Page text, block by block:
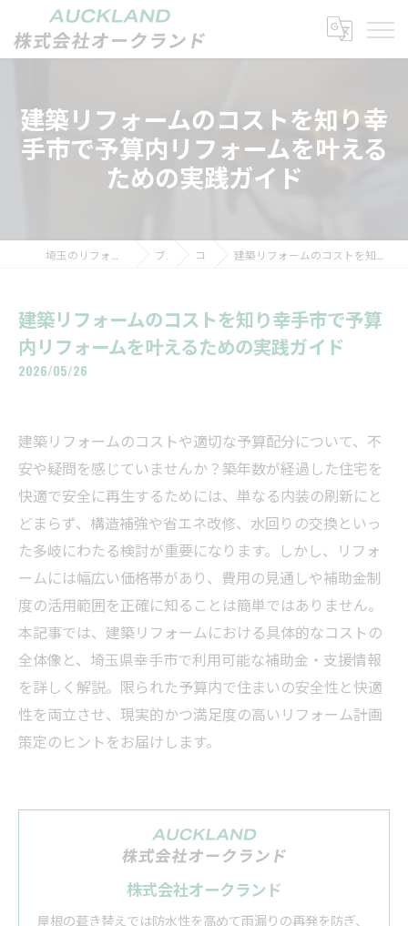
建築リフォームのコストを知り幸
手市で予算内リフォームを叶える
ための実践ガイド
ブログ コラム 建築リフォームのコストを知り幸手市で予算内リフォームを叶えるための実践ガイド
建築リフォームのコストを知り幸手市で予算
内リフォームを叶えるための実践ガイド
2026/05/26
建築リフォームのコストや適切な予算配分について、不
安や疑問を感じていませんか？築年数が経過した住宅を
快適で安全に再生するためには、単なる内装の刷新にと
どまらず、構造補強や省エネ改修、水回りの交換といっ
た多岐にわたる検討が重要になります。しかし、リフォ
ームには幅広い価格帯があり、費用の見通しや補助金制
度の活用範囲を正確に知ることは簡単ではありません。
本記事では、建築リフォームにおける具体的なコストの
全体像と、埼玉県幸手市で利用可能な補助金・支援情報
を詳しく解説。限られた予算内で住まいの安全性と快適
性を両立させ、現実的かつ満足度の高いリフォーム計画
策定のヒントをお届けします。
株式会社オークランド
屋根の葺き替えでは防水性を高めて雨漏りの再発を防ぎ、